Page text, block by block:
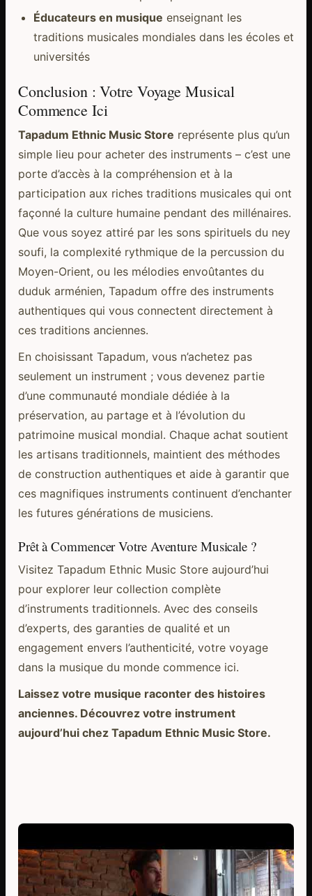
Éducateurs en musique enseignant les
traditions musicales mondiales dans les écoles et
universités
Conclusion : Votre Voyage Musical
Commence Ici
Tapadum Ethnic Music Store représente plus qu’un
simple lieu pour acheter des instruments – c’est une
porte d’accès à la compréhension et à la
participation aux riches traditions musicales qui ont
façonné la culture humaine pendant des millénaires.
Que vous soyez attiré par les sons spirituels du ney
soufi, la complexité rythmique de la percussion du
Moyen-Orient, ou les mélodies envoûtantes du
duduk arménien, Tapadum offre des instruments
authentiques qui vous connectent directement à
ces traditions anciennes.
En choisissant Tapadum, vous n’achetez pas
seulement un instrument ; vous devenez partie
d’une communauté mondiale dédiée à la
préservation, au partage et à l’évolution du
patrimoine musical mondial. Chaque achat soutient
les artisans traditionnels, maintient des méthodes
de construction authentiques et aide à garantir que
ces magnifiques instruments continuent d’enchanter
les futures générations de musiciens.
Prêt à Commencer Votre Aventure Musicale ?
Visitez Tapadum Ethnic Music Store aujourd’hui
pour explorer leur collection complète
d’instruments traditionnels. Avec des conseils
d’experts, des garanties de qualité et un
engagement envers l’authenticité, votre voyage
dans la musique du monde commence ici.
Laissez votre musique raconter des histoires
anciennes. Découvrez votre instrument
aujourd’hui chez Tapadum Ethnic Music Store.